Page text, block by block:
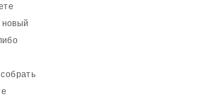
новый